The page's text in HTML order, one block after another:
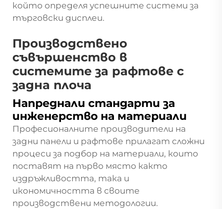
който определя успешните системи за
търговски дисплеи.
Производствено
съвършенство в
системите за рафтове с
задна плоча
Напреднали стандарти за
инженерство на материали
Професионалните производители на
задни панели и рафтове прилагат сложни
процеси за подбор на материали, които
поставят на първо място както
издръжливостта, така и
икономичността в своите
производствени методологии.